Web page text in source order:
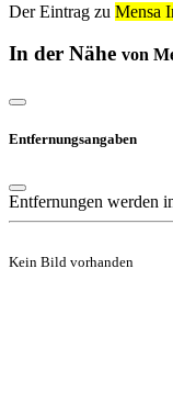
Der Eintrag zu Mensa
In der Nähe von
Entfernungsangaben
Entfernungen werden
Kein Bild vorhanden